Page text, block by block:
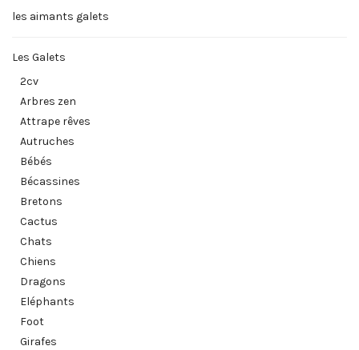
les aimants galets
Les Galets
2cv
Arbres zen
Attrape rêves
Autruches
Bébés
Bécassines
Bretons
Cactus
Chats
Chiens
Dragons
Eléphants
Foot
Girafes